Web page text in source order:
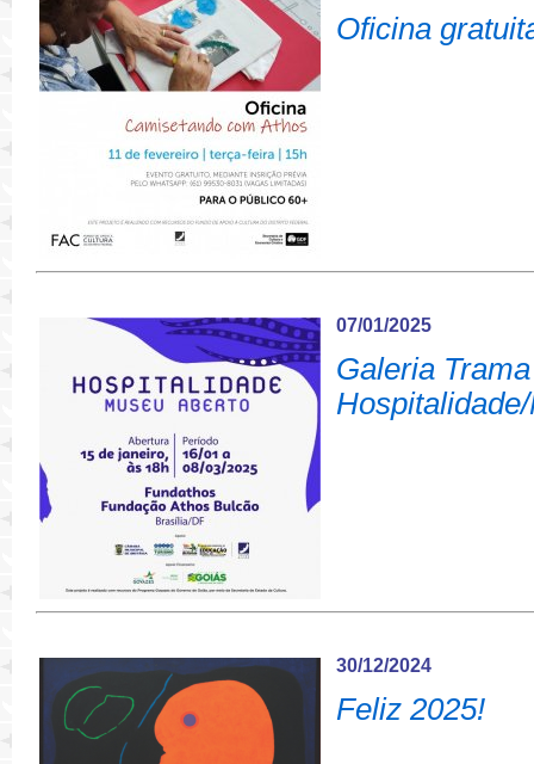
Oficina
07/01/2025
Galeria
30/12/2024
Feliz 2025!